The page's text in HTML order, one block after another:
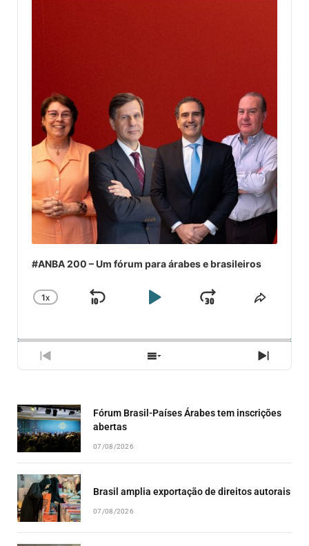
Player
#ANBA 200 – Um fórum para árabes e brasileiros
CHANGE
1X
SKIP
PLAYJUMP
PREVIOUS
EPISODE
SHOW
EPISODES
NEXT
Fórum Brasil-Países Árabes tem inscrições
abertas
07/08/2026
Brasil amplia exportação de direitos autorais
07/08/2026